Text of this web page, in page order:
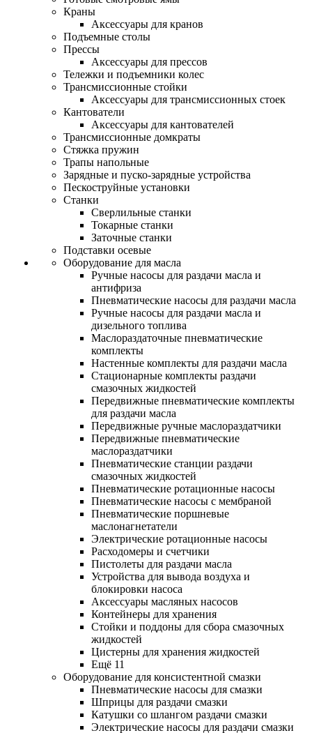
Краны
Аксессуары для кранов
Подъемные столы
Прессы
Аксессуары для прессов
Тележки и подъемники колес
Трансмиссионные стойки
Аксессуары для трансмиссионных стоек
Кантователи
Аксессуары для кантователей
Трансмиссионные домкраты
Стяжка пружин
Трапы напольные
Зарядные и пуско-зарядные устройства
Пескоструйные установки
Станки
Сверлильные станки
Токарные станки
Заточные станки
Подставки осевые
Оборудование для масла
Ручные насосы для раздачи масла и
антифриза
Пневматические насосы для раздачи масла
Ручные насосы для раздачи масла и
дизельного топлива
Маслораздаточные пневматические
комплекты
Настенные комплекты для раздачи масла
Стационарные комплекты раздачи
смазочных жидкостей
Передвижные пневматические комплекты
для раздачи масла
Передвижные ручные маслораздатчики
Передвижные пневматические
маслораздатчики
Пневматические станции раздачи
смазочных жидкостей
Пневматические ротационные насосы
Пневматические насосы с мембраной
Пневматические поршневые
маслонагнетатели
Электрические ротационные насосы
Расходомеры и счетчики
Пистолеты для раздачи масла
Устройства для вывода воздуха и
блокировки насоса
Аксессуары масляных насосов
Контейнеры для хранения
Стойки и поддоны для сбора смазочных
жидкостей
Цистерны для хранения жидкостей
Ещё 11
Оборудование для консистентной смазки
Пневматические насосы для смазки
Шприцы для раздачи смазки
Катушки со шлангом раздачи смазки
Электрические насосы для раздачи смазки